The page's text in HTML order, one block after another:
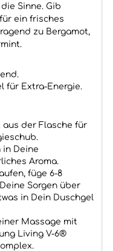
Sinne. Gib
ein frisches
zu Bergamot,
für Extra-Energie.
der Flasche für
in Deine
Aroma.
füge 6-8
Sorgen über
in Dein Duschgel
Massage mit
Living V-6®